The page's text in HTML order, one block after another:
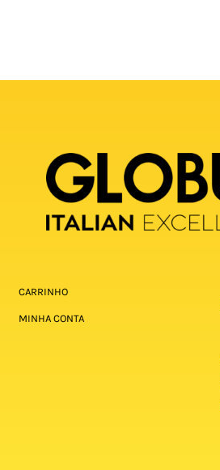
CARRINHO
MINHA CONTA